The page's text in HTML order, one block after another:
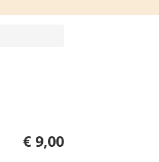
€ 9,00